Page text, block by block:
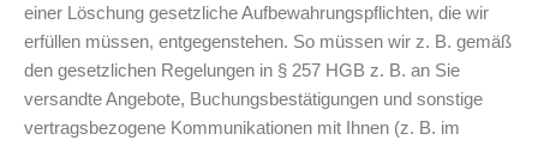
einer Löschung gesetzliche Aufbewahrungspflichten, die wir
erfüllen müssen, entgegenstehen. So müssen wir z. B. gemäß
den gesetzlichen Regelungen in § 257 HGB z. B. an Sie
versandte Angebote, Buchungsbestätigungen und sonstige
vertragsbezogene Kommunikationen mit Ihnen (z. B. im